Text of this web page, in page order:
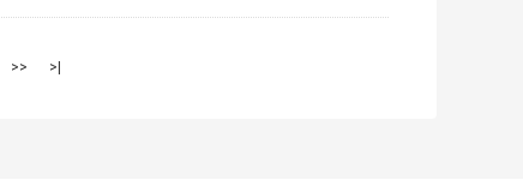
>> >|